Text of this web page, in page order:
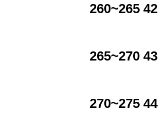
260~265 42
265~270 43
270~275 44